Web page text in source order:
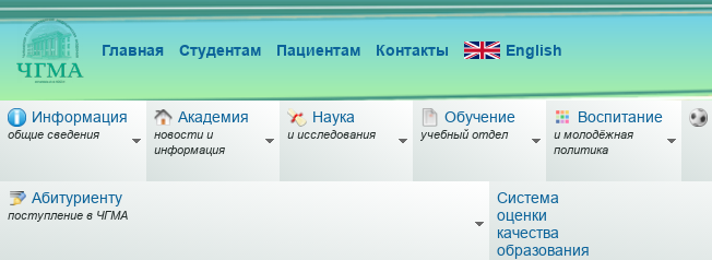
Главная Студентам Пациентам Контакты English
Информация
общие сведения
Академия
новости и
информация
Наука
и исследования
Обучение
учебный отдел
Воспитание
и молодёжная
политика
Абитуриенту
поступление в ЧГМА
Система
оценки
качества
образования